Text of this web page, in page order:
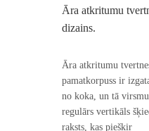
Āra atkritumu
dizains.
Āra atkritumu
pamatkorpuss ir
no koka, un tā
regulārs vertikāls
raksts, kas piešķir